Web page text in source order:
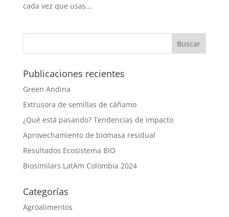
cada vez que usas...
Publicaciones recientes
Green Andina
Extrusora de semillas de cáñamo
¿Qué está pasando? Tendencias de impacto
Aprovechamiento de biomasa residual
Resultados Ecosistema BIO
Biosimilars LatAm Colombia 2024
Categorías
Agroalimentos